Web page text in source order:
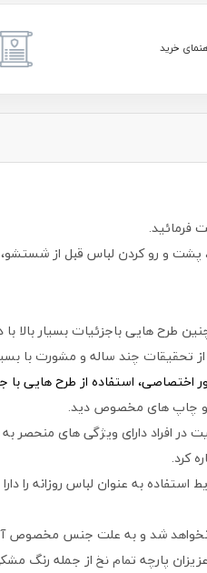
خرید
فرمائید.
طرح هایی باجزئیات بسیار بالا
چند ساله و مشورت با
استفاده از طرح هایی با
و چاپ های مخصوص دید.
در افراد دارای ویژگی های
کرد.
به عنوان لباس روزانه را
شد و به علت جنس مخصوص آنها
پارچه تمام نخ از جمله رنگ